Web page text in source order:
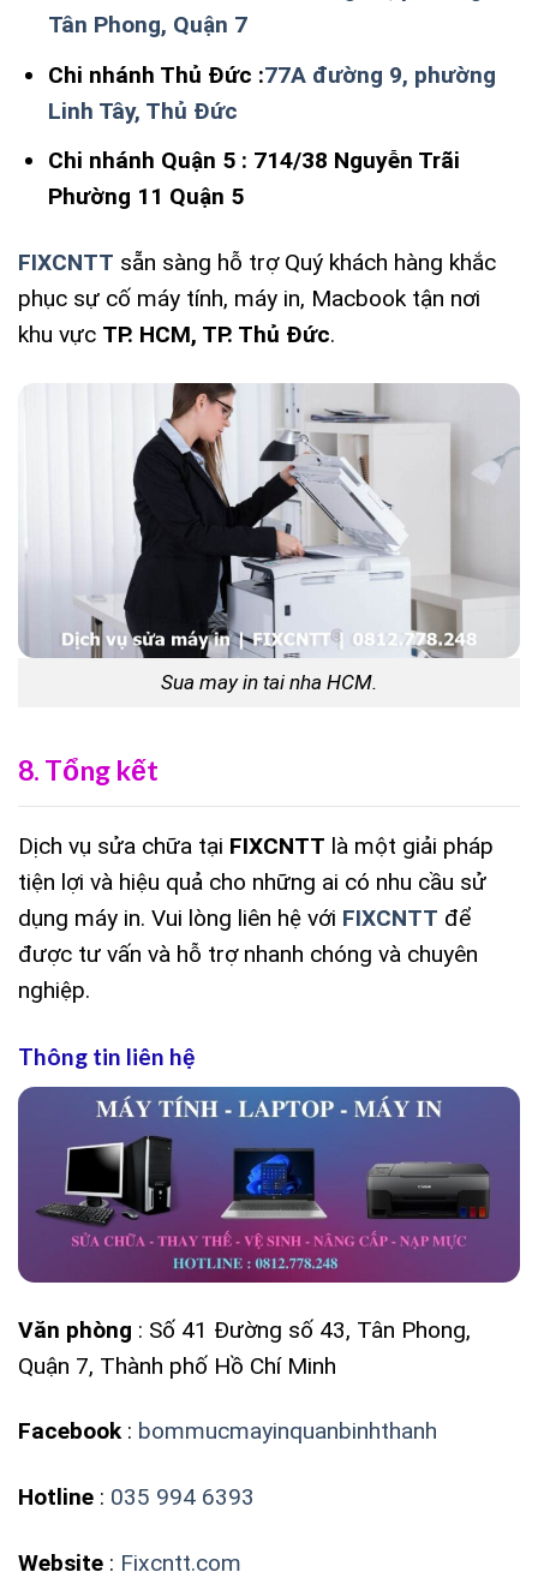
Tân Phong, Quận 7
Chi nhánh Thủ Đức :77A đường 9, phường
Linh Tây, Thủ Đức
Chi nhánh Quận 5 : 714/38 Nguyễn Trãi
Phường 11 Quận 5
FIXCNTT sẵn sàng hỗ trợ Quý khách hàng khắc
phục sự cố máy tính, máy in, Macbook tận nơi
khu vực TP. HCM, TP. Thủ Đức.
Sua may in tai nha HCM.
8. Tổng kết
Dịch vụ sửa chữa tại FIXCNTT là một giải pháp
tiện lợi và hiệu quả cho những ai có nhu cầu sử
dụng máy in. Vui lòng liên hệ với FIXCNTT để
được tư vấn và hỗ trợ nhanh chóng và chuyên
nghiệp.
Thông tin liên hệ
Văn phòng : Số 41 Đường số 43, Tân Phong,
Quận 7, Thành phố Hồ Chí Minh
Facebook: bommucmayinquanbinhthanh
Hotline : 035 994 6393
Website : Fixcntt.com